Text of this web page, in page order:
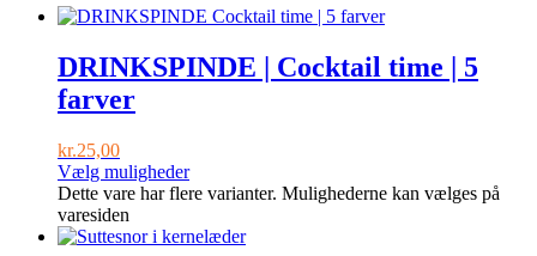
DRINKSPINDE | Cocktail time | 5
farver
kr.25,00
Vælg muligheder
Dette vare har flere varianter. Mulighederne kan vælges på
varesiden